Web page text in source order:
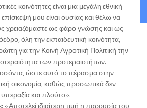
κοινότητες είναι μια μεγάλη εθνική
μου είναι ουσίας και θέλω να
χρειαζόμαστε ως φάρο γνώσης και ως
όλη την εκπαιδευτική κοινότητα,
για την Κοινή Αγροτική Πολιτική την
των προτεραιοτήτων.
ώστε αυτό το πέρασμα στην
οικονομία, καθώς προσωπικά δεν
και πλούτο».